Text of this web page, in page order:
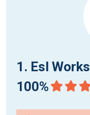
1. Esl Works
100%